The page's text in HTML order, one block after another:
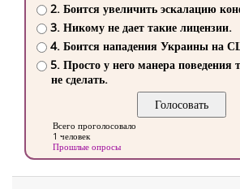
2. Боится увеличить эскалацию
3. Никому не дает такие лицензии.
4. Боится нападения Украины на
5. Просто у него манера поведения
не сделать.
Всего проголосовало
1 человек
Прошлые опросы